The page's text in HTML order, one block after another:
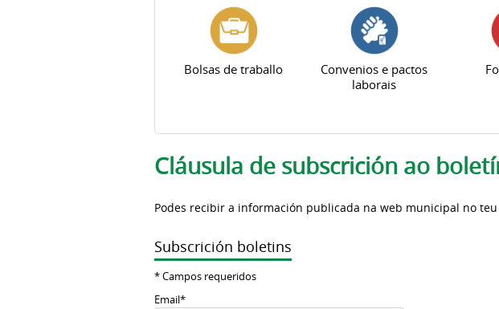
Bolsas de traballo
Convenios e pactos
laborais
Pestanas principais
Cláusula de subscrición ao
Podes recibir a información publicada na web municipal no
Subscrición boletins
*Campos requeridos
Email*